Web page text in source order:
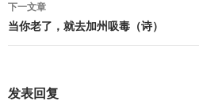
航
下一文章
当你老了，就去加州吸毒（诗）
发表回复